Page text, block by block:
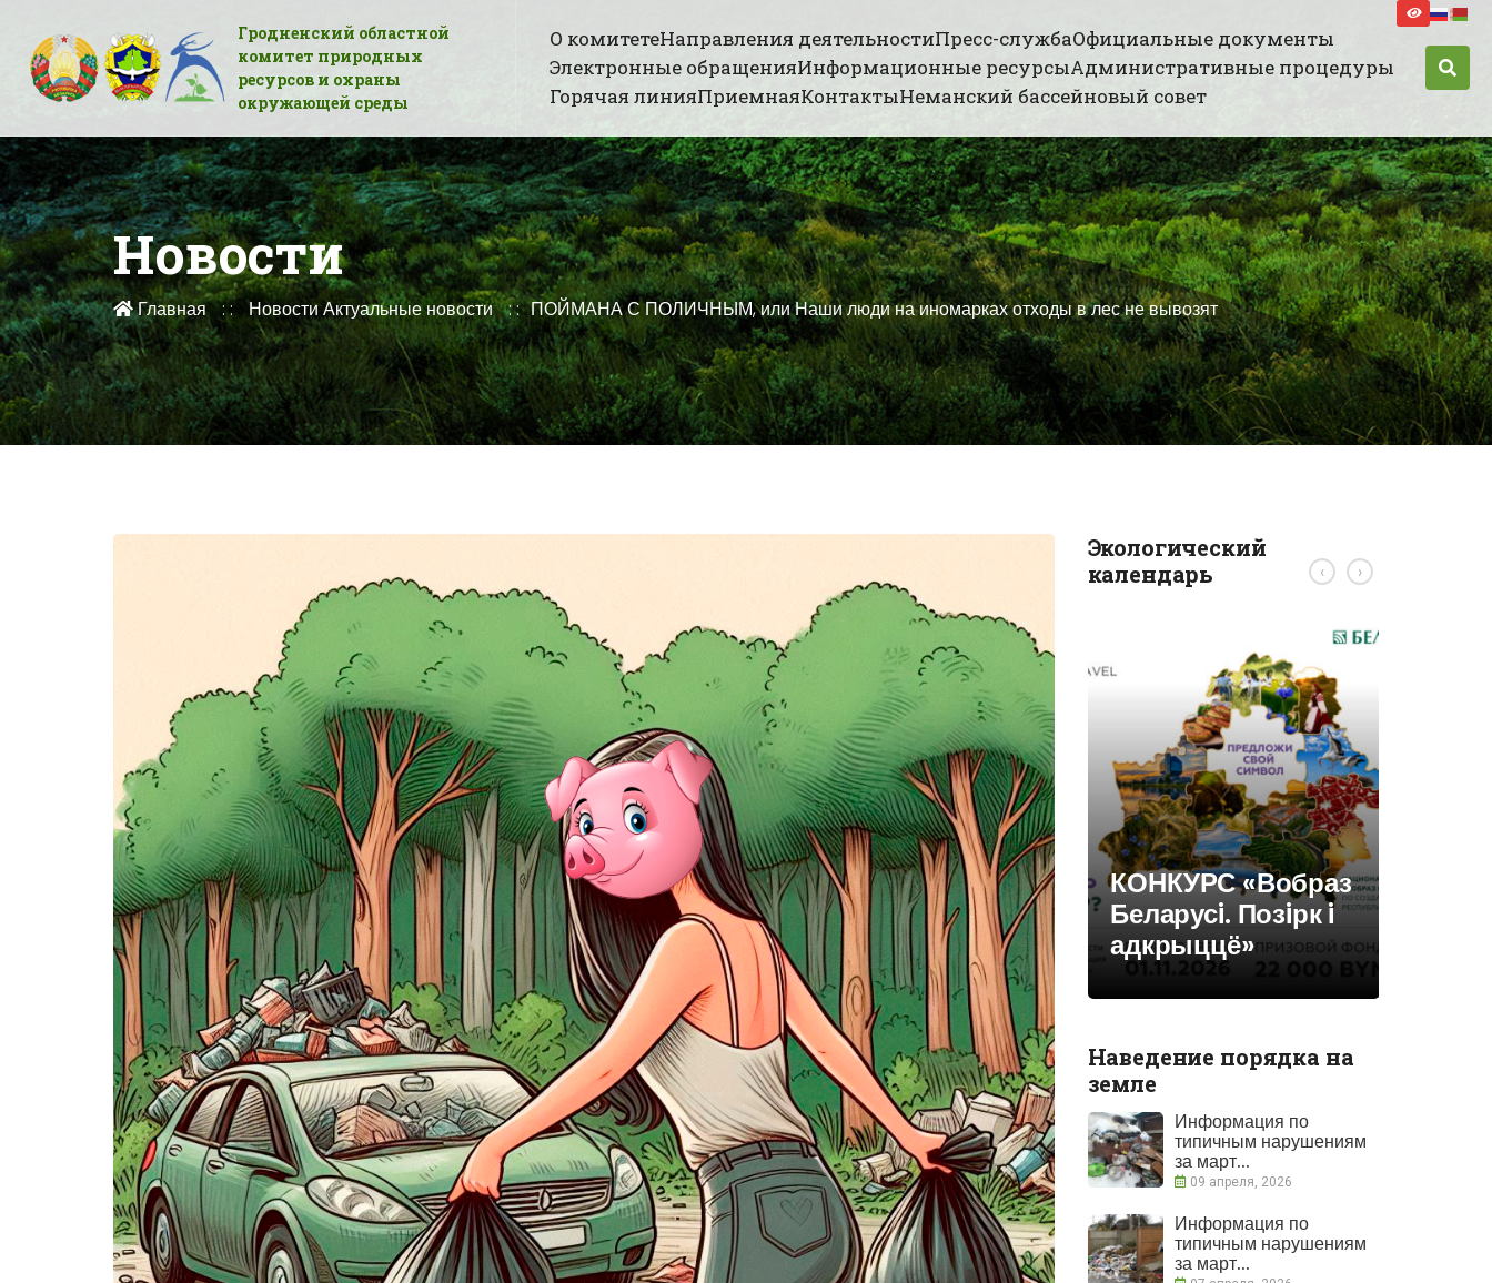
Гродненский областной
комитет природных
ресурсов и охраны
окружающей среды
О комитетеНаправления деятельностиПресс-службаОфициальные документы
Электронные обращенияИнформационные ресурсыАдминистративные процедуры
Горячая линияПриемнаяКонтактыНеманский бассейновый совет
Новости
Главная НовостиАктуальные новости ПОЙМАНА С ПОЛИЧНЫМ, или Наши люди на иномарках отходы в лес не вывозят
Экологический
календарь
Требования к
ликвидации и
консервации
скважин
Экоавтобус в
Лиде
Видишь
зайчонка? Не
подбирай!
КОНКУРС «Вобраз
Беларусi. Позiрк i
адкрыццё»
‹ ›
Наведение порядка на
земле
Информация по
типичным нарушениям
за март...
09 апреля, 2026
Информация по
типичным нарушениям
за март...